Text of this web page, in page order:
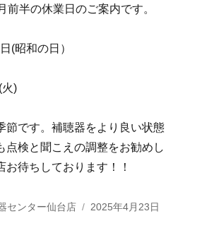
前半の休業日のご案内です。
昭和の日）
)
節です。補聴器をより良い状態
点検と聞こえの調整をお勧めし
お待ちしております！！
センター仙台店
投
2025年4月23日